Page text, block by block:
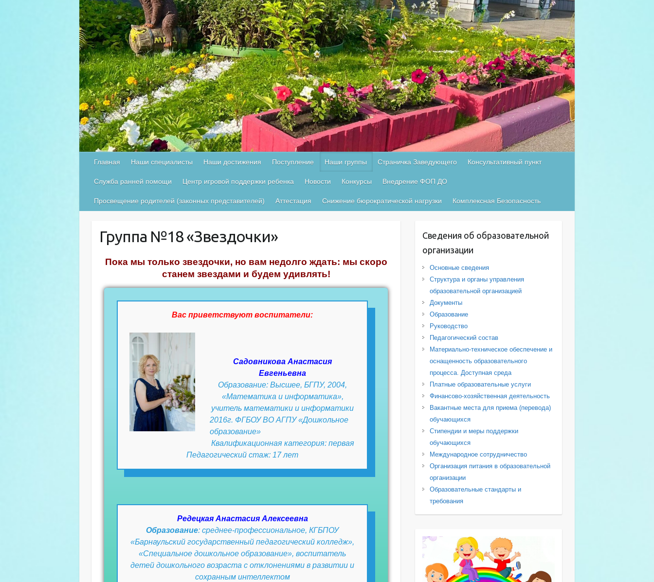
Главная Наши специалисты Наши достижения Поступление Наши группы Страничка Заведующего Консультативный пункт
Служба ранней помощи Центр игровой поддержки ребенка Новости Конкурсы Внедрение ФОП ДО
Просвещение родителей (законных представителей) Аттестация Снижение бюрократической нагрузки Комплексная Безопасность
Группа №18 «Звездочки»
Пока мы только звездочки, но вам недолго ждать: мы скоро
станем звездами и будем удивлять!
Вас приветствуют воспитатели:
Садовникова Анастасия
Евгеньевна
Образование: Высшее, БГПУ, 2004,
«Математика и информатика»,
учитель математики и информатики
2016г. ФГБОУ ВО АГПУ «Дошкольное
образование»
Квалификационная категория: первая
Педагогический стаж: 17 лет
Редецкая Анастасия Алексеевна
Образование: среднее-профессиональное, КГБПОУ
«Барнаульский государственный педагогический колледж»,
«Специальное дошкольное образование», воспитатель
детей дошкольного возраста с отклонениями в развитии и
сохранным интеллектом
Сведения об образовательной
организации
Основные сведения
Структура и органы управления
образовательной организацией
Документы
Образование
Руководство
Педагогический состав
Материально-техническое обеспечение и
оснащенность образовательного
процесса. Доступная среда
Платные образовательные услуги
Финансово-хозяйственная деятельность
Вакантные места для приема (перевода)
обучающихся
Стипендии и меры поддержки
обучающихся
Международное сотрудничество
Организация питания в образовательной
организации
Образовательные стандарты и
требования